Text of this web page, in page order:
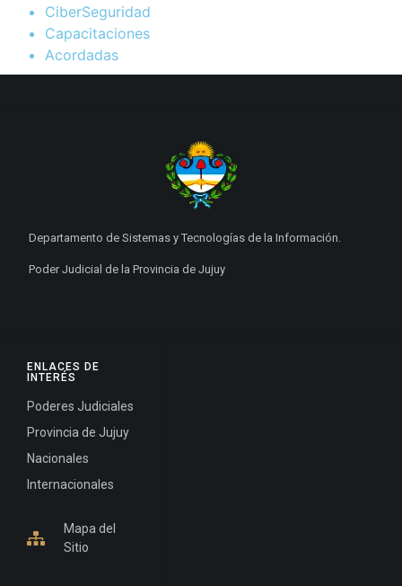
CiberSeguridad
Capacitaciones
Acordadas
ENLACES DE
INTERÉS
Poderes Judiciales
Provincia de Jujuy
Nacionales
Internacionales
Mapa del
Sitio
Departamento de Sistemas y Tecnologías de la Información.
Poder Judicial de la Provincia de Jujuy